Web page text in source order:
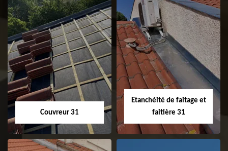
Couvreur 31
Etanchéité de faitage et
faitière 31